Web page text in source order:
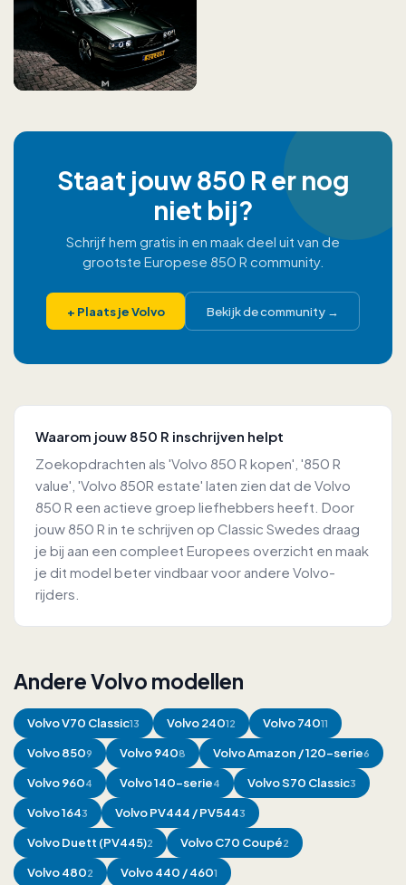
Staat jouw 850 R er nog
niet bij?
Schrijf hem gratis in en maak deel uit van de
grootste Europese 850 R community.
+ Plaats je Volvo Bekijk de community→
Waarom jouw 850 R inschrijven helpt
Zoekopdrachten als 'Volvo 850 R kopen', '850 R
value', 'Volvo 850R estate' laten zien dat de Volvo
850 R een actieve groep liefhebbers heeft. Door
jouw 850 R in te schrijven op Classic Swedes draag
je bij aan een compleet Europees overzicht en maak
je dit model beter vindbaar voor andere Volvo-
rijders.
Andere Volvo modellen
VolvoV70 Classic13 Volvo24012 Volvo74011
Volvo8509 Volvo9408 VolvoAmazon / 120-serie6
Volvo9604 Volvo140-serie4 VolvoS70 Classic3
Volvo1643 VolvoPV444 / PV5443
VolvoDuett (PV445)2 VolvoC70 Coupé2
Volvo4802 Volvo440 / 4601